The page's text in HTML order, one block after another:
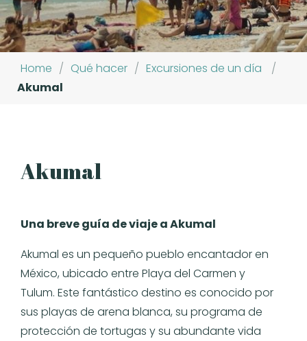
Home / Qué hacer / Excursiones de un día
/
Akumal
Akumal
Una breve guía de viaje a Akumal
Akumal es un pequeño pueblo encantador en
México, ubicado entre Playa del Carmen y
Tulum. Este fantástico destino es conocido por
sus playas de arena blanca, su programa de
protección de tortugas y su abundante vida